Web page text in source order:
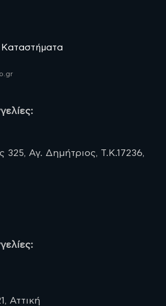
Καταστήματα
Αγ. Δημήτριος, Τ.Κ.17236,
Αττική